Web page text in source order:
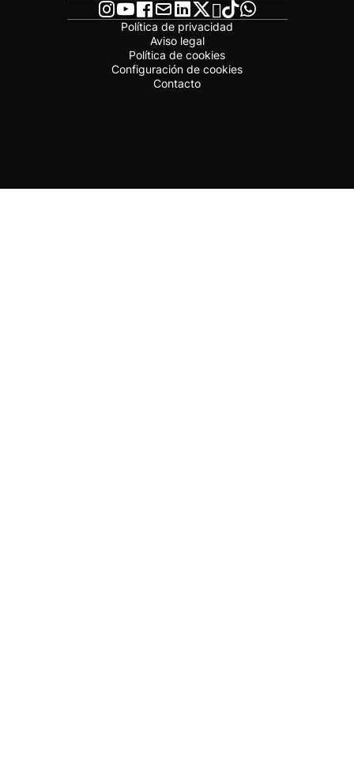
Política de privacidad
Aviso legal
Política de cookies
Configuración de cookies
Contacto